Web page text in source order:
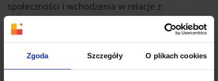
Zgoda Szczegóły O plikach cookies
społeczności i wchodzenia w relacje z
odbiorcami, media społecznościowe są świetnym
kanałem wspierającym reklamy bazujące na
współpracy z influencerami (na
potrzebyinfluencer marketingu